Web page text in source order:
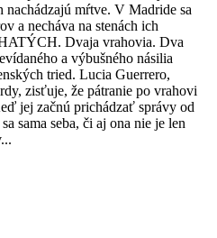
nachádzajú mŕtve. V Madride sa
a necháva na stenách ich
Dvaja vrahovia. Dva
a výbušného násilia
tried. Lucia Guerrero,
zisťuje, že pátranie po vrahovi
jej začnú prichádzať správy od
sama seba, či aj ona nie je len